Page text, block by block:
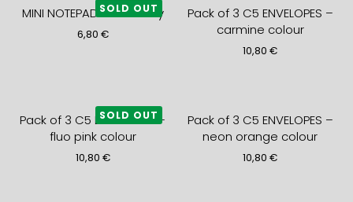
MINI NOTEPAD strawberry
6,80 €
SOLD OUT
Pack of 3 C5 ENVELOPES –
carmine colour
10,80€
Pack of 3 C5 ENVELOPES –
fluo pink colour
10,80 €
SOLD OUT
Pack of 3 C5 ENVELOPES –
neon orange colour
10,80€